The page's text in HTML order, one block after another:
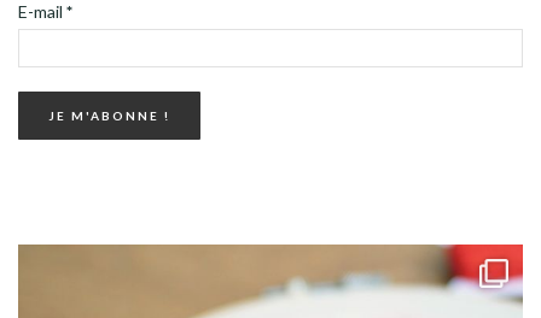
E-mail *